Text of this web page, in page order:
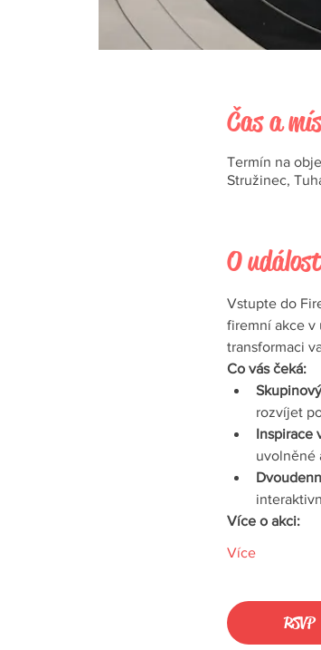
Čas a
Termín na
Stružinec,
O
Vstupte do
firemní akce v
transformaci
Co vás čeká:
rozvíjet
Inspirace
uvolněné
Více o akci:
Více
RSVP